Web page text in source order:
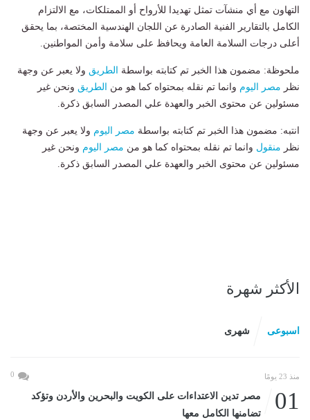
التهاون مع أي منشآت تمثل تهديدا للأرواح أو الممتلكات، مع الالتزام
الكامل بالتقارير الفنية الصادرة عن اللجان الهندسية المختصة، بما يحقق
أعلى درجات السلامة العامة ويحافظ على سلامة وأمن المواطنين.
ملحوظة: مضمون هذا الخبر تم كتابته بواسطة الطريق ولا يعبر عن وجهة
نظر مصر اليوم وانما تم نقله بمحتواه كما هو من الطريق ونحن غير
مسئولين عن محتوى الخبر والعهدة علي المصدر السابق ذكرة.
انتبه: مضمون هذا الخبر تم كتابته بواسطة مصر اليوم ولا يعبر عن وجهة
نظر منقول وانما تم نقله بمحتواه كما هو من مصر اليوم ونحن غير
مسئولين عن محتوى الخبر والعهدة علي المصدر السابق ذكرة.
الأكثر شهرة
اسبوعى شهرى
منذ 23 يومًا 0
01
مصر تدين الاعتداءات على الكويت والبحرين والأردن وتؤكد
تضامنها الكامل معها